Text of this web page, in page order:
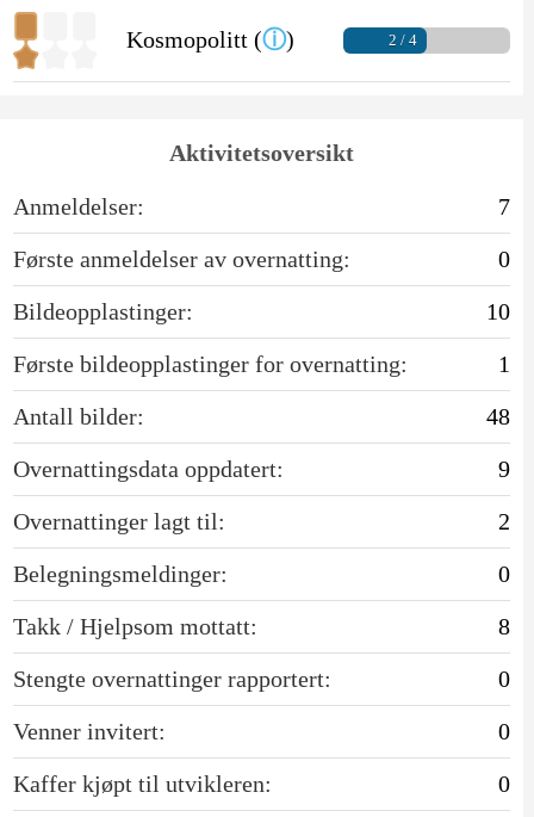
Kosmopolitt (ⓘ) 2 / 4
Aktivitetsoversikt
Anmeldelser:
7
Første anmeldelser av overnatting:
0
Bildeopplastinger:
10
Første bildeopplastinger for overnatting:
1
Antall bilder:
48
Overnattingsdata oppdatert:
9
Overnattinger lagt til:
2
Belegningsmeldinger:
0
Takk / Hjelpsom mottatt:
8
Stengte overnattinger rapportert:
0
Venner invitert:
0
Kaffer kjøpt til utvikleren:
0